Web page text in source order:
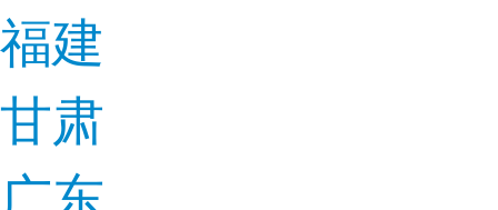
福建
甘肃
广东